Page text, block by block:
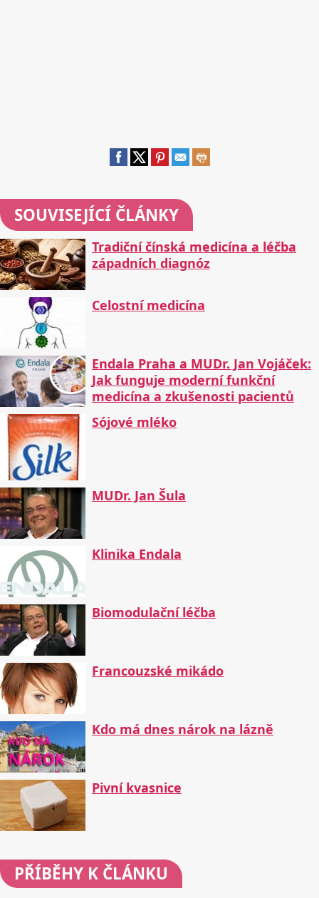
SOUVISEJÍCÍ ČLÁNKY
Tradiční čínská medicína a léčba
západních diagnóz
Celostní medicína
Endala Praha a MUDr. Jan Vojáček:
Jak funguje moderní funkční
medicína a zkušenosti pacientů
Sójové mléko
MUDr. Jan Šula
Klinika Endala
Biomodulační léčba
Francouzské mikádo
Kdo má dnes nárok na lázně
Pivní kvasnice
PŘÍBĚHY K ČLÁNKU